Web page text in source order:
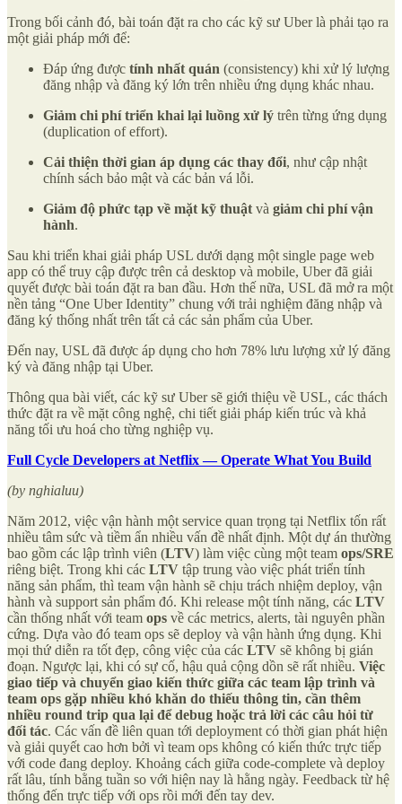
Trong bối cảnh đó, bài toán đặt ra cho các kỹ sư Uber là phải tạo ra
một giải pháp mới để:
Đáp ứng được tính nhất quán (consistency) khi xử lý lượng
đăng nhập và đăng ký lớn trên nhiều ứng dụng khác nhau.
Giảm chi phí triển khai lại luồng xử lý trên từng ứng dụng
(duplication of effort).
Cải thiện thời gian áp dụng các thay đổi, như cập nhật
chính sách bảo mật và các bản vá lỗi.
Giảm độ phức tạp về mặt kỹ thuật và giảm chi phí vận
hành.
Sau khi triển khai giải pháp USL dưới dạng một single page web
app có thể truy cập được trên cả desktop và mobile, Uber đã giải
quyết được bài toán đặt ra ban đầu. Hơn thế nữa, USL đã mở ra một
nền tảng “One Uber Identity” chung với trải nghiệm đăng nhập và
đăng ký thống nhất trên tất cả các sản phẩm của Uber.
Đến nay, USL đã được áp dụng cho hơn 78% lưu lượng xử lý đăng
ký và đăng nhập tại Uber.
Thông qua bài viết, các kỹ sư Uber sẽ giới thiệu về USL, các thách
thức đặt ra về mặt công nghệ, chi tiết giải pháp kiến trúc và khả
năng tối ưu hoá cho từng nghiệp vụ.
Full Cycle Developers at Netflix — Operate What You Build
(by nghialuu)
Năm 2012, việc vận hành một service quan trọng tại Netflix tốn rất
nhiều tâm sức và tiềm ẩn nhiều vấn đề nhất định. Một dự án thường
bao gồm các lập trình viên (LTV) làm việc cùng một team ops/SRE
riêng biệt. Trong khi các LTV tập trung vào việc phát triển tính
năng sản phẩm, thì team vận hành sẽ chịu trách nhiệm deploy, vận
hành và support sản phẩm đó. Khi release một tính năng, các LTV
cần thống nhất với team ops về các metrics, alerts, tài nguyên phần
cứng. Dựa vào đó team ops sẽ deploy và vận hành ứng dụng. Khi
mọi thứ diễn ra tốt đẹp, công việc của các LTV sẽ không bị gián
đoạn. Ngược lại, khi có sự cố, hậu quả cộng dồn sẽ rất nhiều. Việc
giao tiếp và chuyển giao kiến thức giữa các team lập trình và
team ops gặp nhiều khó khăn do thiếu thông tin, cần thêm
nhiều round trip qua lại để debug hoặc trả lời các câu hỏi từ
đối tác. Các vấn đề liên quan tới deployment có thời gian phát hiện
và giải quyết cao hơn bởi vì team ops không có kiến thức trực tiếp
với code đang deploy. Khoảng cách giữa code-complete và deploy
rất lâu, tính bằng tuần so với hiện nay là hằng ngày. Feedback từ hệ
thống đến trực tiếp với ops rồi mới đến tay dev.